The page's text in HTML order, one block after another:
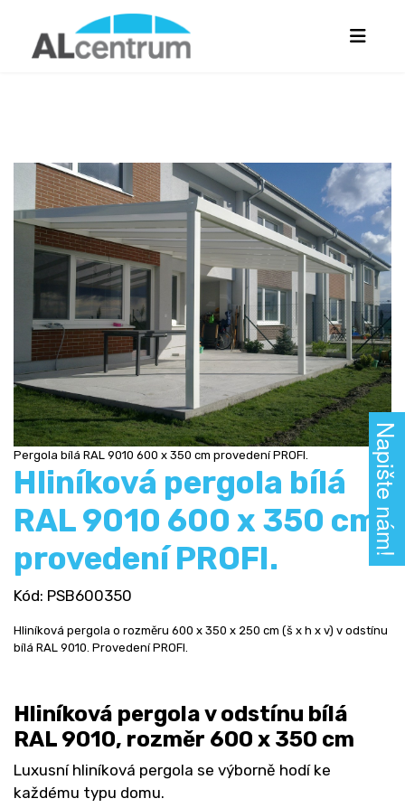
Pergola bílá RAL 9010 600 x 350 cm provedení PROFI.
Hliníková pergola bílá
RAL 9010 600 x 350 cm
provedení PROFI.
Kód: PSB600350
Hliníková pergola o rozměru 600 x 350 x 250 cm (š x h x v) v odstínu
bílá RAL 9010. Provedení PROFI.
Hliníková pergola v odstínu bílá
RAL 9010, rozměr 600 x 350 cm
Luxusní hliníková pergola se výborně hodí ke
každému typu domu.
Napište nám!